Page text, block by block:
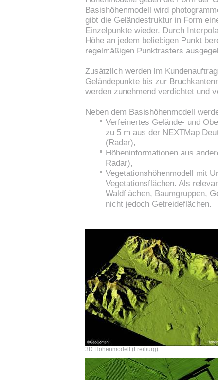
Basishöhenmodell wird
gibt die Geländestruktur in Form
Einzelpunkte wieder. Durch
Höhe an jedem beliebigen Punkt
regelmäßigen Punktrasters
Zusätzlich werden im
Geländepunkte bis zur
werden zunehmend verdichtet und
Neben dem Basishöhenmodell
Verfeinertes Gelände- und
zu 5 m aus der NEXTMap
(Radar),
Höheninformationen aus
Radar),
Vegetationshöhenmodell mit
Vegetationsflächen. Als
Waldflächen, Baumgruppen,
nicht jedoch Getreideflächen.
3D Höhenmodell (Freiburg)